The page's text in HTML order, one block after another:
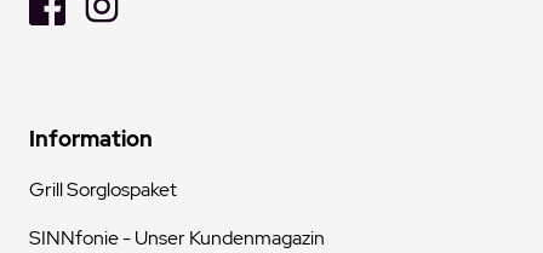
Information
Grill Sorglospaket
SINNfonie - Unser Kundenmagazin